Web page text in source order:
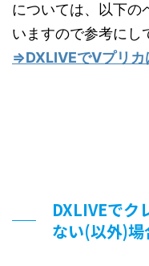
については、以下の
いますので参考にし
⇒DXLIVEでVプリカ
DXLIVEでク
ない(以外)